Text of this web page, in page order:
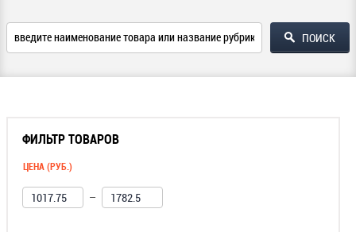
ФИЛЬТР ТОВАРОВ
ЦЕНА (РУБ.)
—